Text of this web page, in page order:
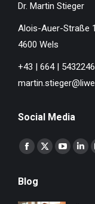
Dr. Martin Stieger
Alois-Auer-Straße
4600 Wels
+43 | 664 | 5432246
Social Media
Finden Sie uns auf:
Facebook
opens
in
X
in
in
Blog